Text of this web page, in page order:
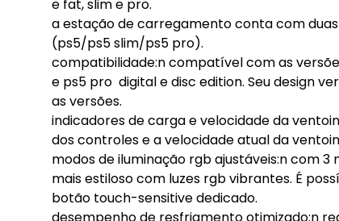
e fat, slim e pro.
a estação de carregamento conta com
(ps5/ps5 slim/ps5 pro).
compatibilidade:n compatível com as
e ps5 pro digital e disc edition. Seu design
as versões.
indicadores de carga e velocidade da
dos controles e a velocidade atual da
modos de iluminação rgb ajustáveis:n com
mais estiloso com luzes rgb vibrantes. É
botão touch-sensitive dedicado.